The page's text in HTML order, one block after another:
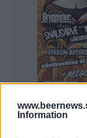
Information